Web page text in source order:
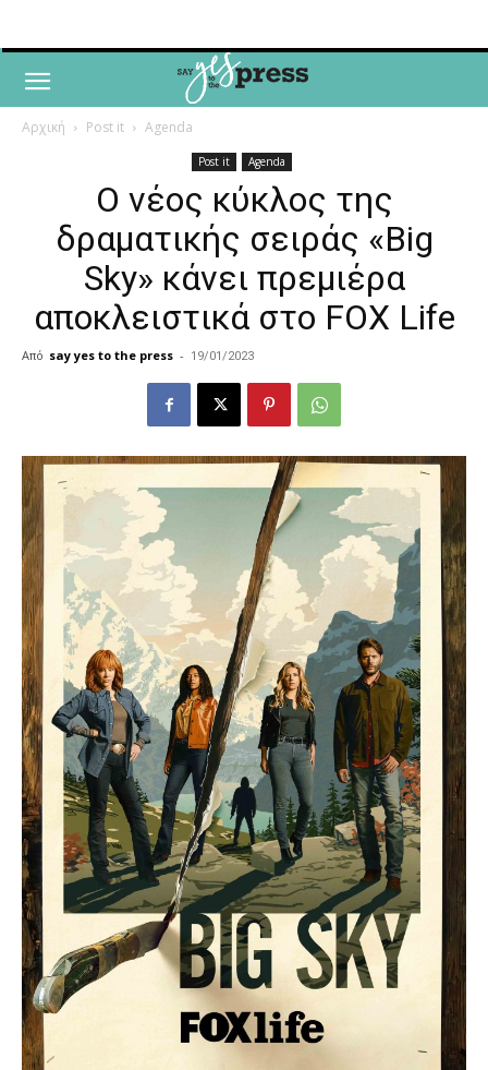
Αρχική Post it Agenda
Post it Agenda
Ο νέος κύκλος της
δραματικής σειράς «Big
Sky» κάνει πρεμιέρα
αποκλειστικά στο FOX Life
Από say yes to the press - 19/01/2023